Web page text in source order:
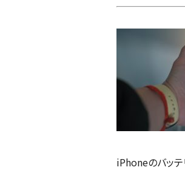
iPhoneのバッテ